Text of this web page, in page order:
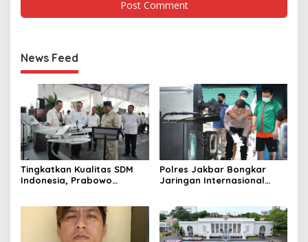
News Feed
Tingkatkan Kualitas SDM
Indonesia, Prabowo
Terbaik Dunia
Polres Jakbar Bongkar
Jaringan Internasional
Diringkus dan Barang Bukti
1,1 Ton Rp119 Miliar
Dimusnahkan